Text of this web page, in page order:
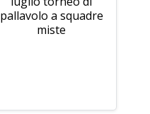
pallavolo a squadre
miste